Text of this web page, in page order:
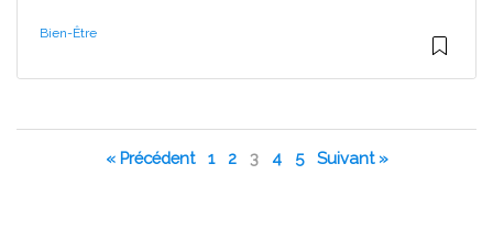
Bien-Être
« Précédent 1 2 3 4 5 Suivant »